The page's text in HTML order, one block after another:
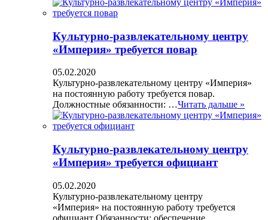
Культурно-развлекательному центру
«Империя» требуется повар
05.02.2020
Культурно-развлекательному центру «Империя»
на постоянную работу требуется повар.
Должностные обязанности: …Читать дальше »
Культурно-развлекательному центру
«Империя» требуется официант
05.02.2020
Культурно-развлекательному центру
«Империя» на постоянную работу требуется
официант Обязанности: обеспечение